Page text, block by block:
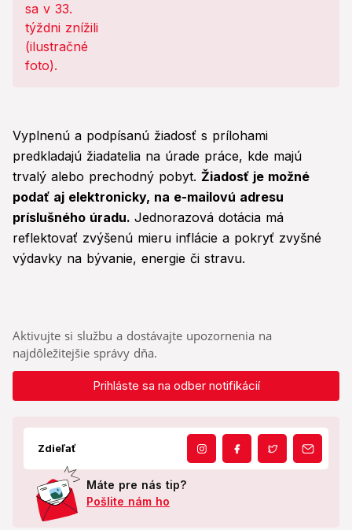
Vyplnenú a podpísanú žiadosť s prílohami
predkladajú žiadatelia na úrade práce, kde majú
trvalý alebo prechodný pobyt. Žiadosť je možné
podať aj elektronicky, na e-mailovú adresu
príslušného úradu. Jednorazová dotácia má
reflektovať zvýšenú mieru inflácie a pokryť zvyšné
výdavky na bývanie, energie či stravu.
Aktivujte si službu a dostávajte upozornenia na
najdôležitejšie správy dňa.
Prihláste sa na odber notifikácií
Zdieľať
Máte pre nás tip?
Pošlite nám ho